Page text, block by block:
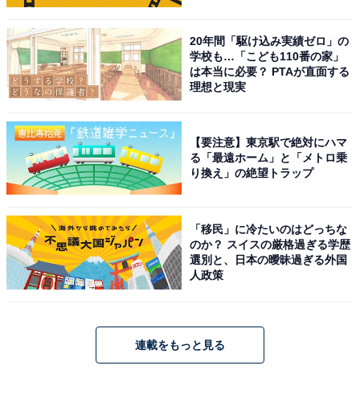
本経済新聞、日本商工会議所などでマナー記事を連
載。
こちらもおすすめ
会社の忘年会に参加したくありません。断った
らマナー違反ですか？【ビジネスマナーのプロ
が解説】
20年間「駆け込み実績ゼロ」の
学校も…「こども110番の家」
は本当に必要？ PTAが直面する
理想と現実
【要注意】東京駅で絶対にハマ
る「最遠ホーム」と「メトロ乗
り換え」の絶望トラップ
「移民」に冷たいのはどっちな
のか？ スイスの厳格過ぎる学歴
選別と、日本の曖昧過ぎる外国
人政策
連載をもっと見る